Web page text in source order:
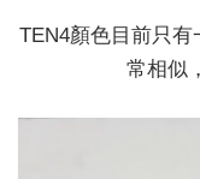
TEN4顏色目前只
常相似